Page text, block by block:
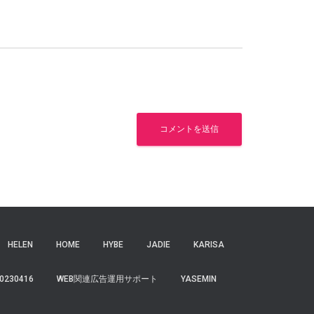
HELEN HOME HYBE JADIE KARISA
WEB関連広告運用サポート YASEMIN